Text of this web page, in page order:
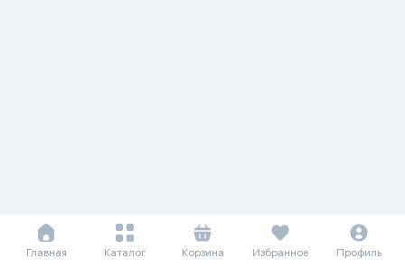
Главная Каталог Корзина Избранное Профиль